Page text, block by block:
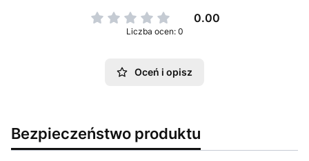
0.00
Liczba ocen: 0
Oceń i opisz
Bezpieczeństwo produktu